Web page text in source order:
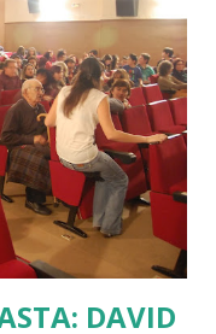
podar para
que negaba el mismo
como Castilla y
el mundo sabe que
no merecen ni el
de corte y
ha servido para
de pesebres...
DAVID